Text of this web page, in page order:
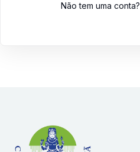
Não tem uma conta?